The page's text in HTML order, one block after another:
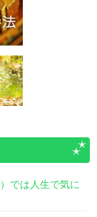
では人生で気に